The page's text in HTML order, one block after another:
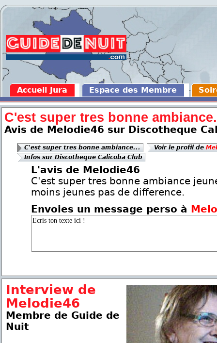
Accueil Jura Espace des Membre
C'est super tres bonne
Avis de Melodie46 sur Discotheque
C'est super tres bonne ambiance... Voir le profil de
Infos sur Discotheque Calicoba Club
L'avis de Melodie46
C'est super tres bonne ambiance
moins jeunes pas de difference.
Envoies un message perso à
Interview de
Melodie46
Membre de Guide de
Nuit